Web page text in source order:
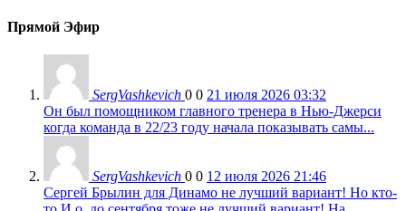
Прямой Эфир
SergVashkevich 0 0 21 июля 2026 03:32
Он был помощником главного тренера в Нью-Джерси
когда команда в 22/23 году начала показывать самы...
SergVashkevich 0 0 12 июля 2026 21:46
Сергей Брылин для Динамо не лучший вариант! Но кто-